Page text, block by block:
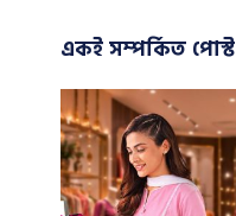
একই সম্পর্কিত পোস্ট